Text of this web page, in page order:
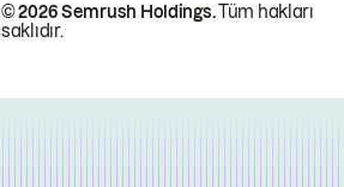
© 2026 Semrush Holdings.Tüm hakları
saklıdır.